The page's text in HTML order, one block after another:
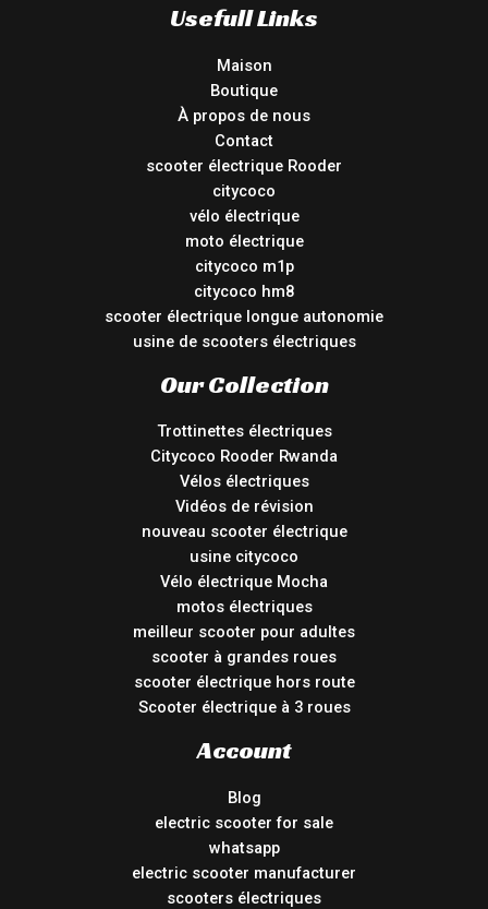
Usefull Links
Maison
Boutique
À propos de nous
Contact
scooter électrique Rooder
citycoco
vélo électrique
moto électrique
citycoco m1p
citycoco hm8
scooter électrique longue autonomie
usine de scooters électriques
Our Collection
Trottinettes électriques
Citycoco Rooder Rwanda
Vélos électriques
Vidéos de révision
nouveau scooter électrique
usine citycoco
Vélo électrique Mocha
motos électriques
meilleur scooter pour adultes
scooter à grandes roues
scooter électrique hors route
Scooter électrique à 3 roues
Account
Blog
electric scooter for sale
whatsapp
electric scooter manufacturer
scooters électriques